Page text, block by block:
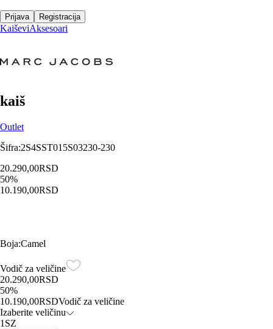
Prijava Registracija
KaiševiAksesoari
kaiš
Outlet
Šifra:2S4SST015S03230-230
20.290,00RSD
50%
10.190,00RSD
Boja:Camel
Vodič za veličine
20.290,00RSD
50%
10.190,00RSDVodič za veličine
Izaberite veličinu
1SZ